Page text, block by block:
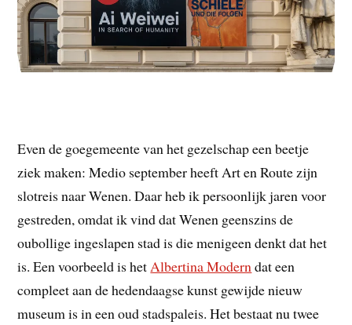
Even de goegemeente van het gezelschap een beetje
ziek maken: Medio september heeft Art en Route zijn
slotreis naar Wenen. Daar heb ik persoonlijk jaren voor
gestreden, omdat ik vind dat Wenen geenszins de
oubollige ingeslapen stad is die menigeen denkt dat het
is. Een voorbeeld is hetAlbertina Moderndat een
compleet aan de hedendaagse kunst gewijde nieuw
museum is in een oud stadspaleis. Het bestaat nu twee